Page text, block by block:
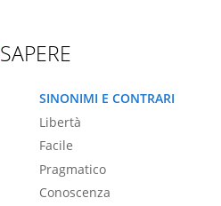
SAPERE
SINONIMI E CONTRARI
Libertà
Facile
Pragmatico
Conoscenza